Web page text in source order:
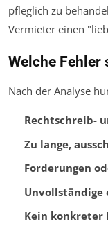
pfleglich zu
Vermieter einen
Welche
Nach der Analyse
Rechtschreib-
Zu lange,
Forderungen
Unvollständige
Kein konkreter